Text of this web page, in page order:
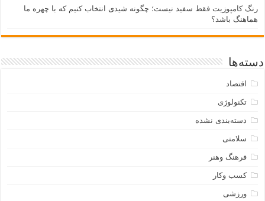
رنگ کامپوزیت فقط سفید نیست؛ چگونه شیدی انتخاب کنیم که با چهره ما
هماهنگ باشد؟
دسته‌ها
اقتصاد
تکنولوژی
دسته‌بندی نشده
سلامتی
فرهنگ وهنر
کسب وکار
ورزشی